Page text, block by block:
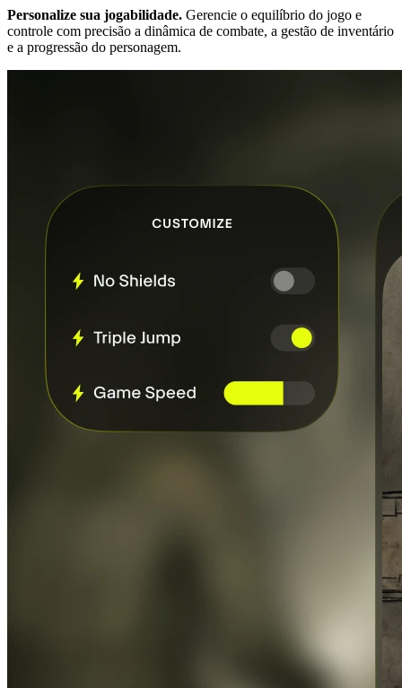
Personalize sua jogabilidade. Gerencie o equilíbrio do jogo e
controle com precisão a dinâmica de combate, a gestão de inventário
e a progressão do personagem.